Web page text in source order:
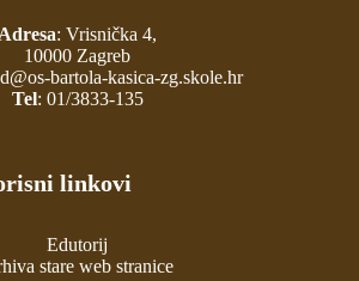
Adresa: Vrisnička 4,
10000 Zagreb
bartola-kasica-zg.skole.hr
Tel: 01/3833-135
linkovi
Edutorij
stare web stranice